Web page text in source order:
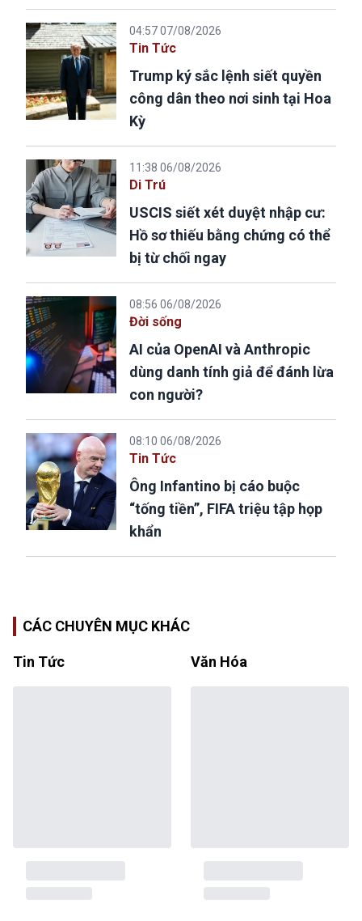
04:57 07/08/2026
Tin Tức
Trump ký sắc lệnh siết quyền
công dân theo nơi sinh tại Hoa
Kỳ
11:38 06/08/2026
Di Trú
USCIS siết xét duyệt nhập cư:
Hồ sơ thiếu bằng chứng có thể
bị từ chối ngay
08:56 06/08/2026
Đời sống
AI của OpenAI và Anthropic
dùng danh tính giả để đánh lừa
con người?
08:10 06/08/2026
Tin Tức
Ông Infantino bị cáo buộc
“tống tiền”, FIFA triệu tập họp
khẩn
CÁC CHUYÊN MỤC KHÁC
Tin Tức Văn Hóa